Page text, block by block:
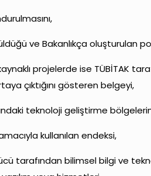
ve Bakanlıkça oluşturulan
projelerde ise TÜBİTAK
çıktığını gösteren belgeyi,
teknoloji geliştirme
kullanılan endeksi,
tarafından bilimsel bilgi ve